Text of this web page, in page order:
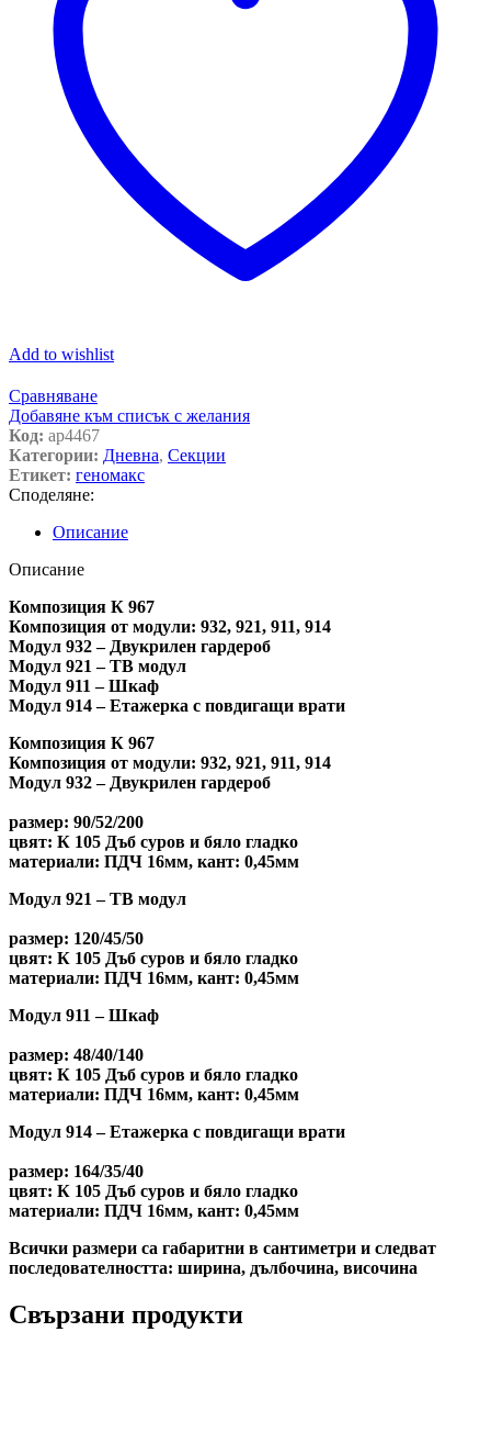
Add to wishlist
Сравняване
Добавяне към списък с желания
Код: ap4467
Категории: Дневна, Секции
Етикет: геномакс
Споделяне:
Описание
Описание
Композиция К 967
Композиция от модули: 932, 921, 911, 914
Модул 932 – Двукрилен гардероб
Модул 921 – ТВ модул
Модул 911 – Шкаф
Модул 914 – Етажерка с повдигащи врати
Композиция К 967
Композиция от модули: 932, 921, 911, 914
Модул 932 – Двукрилен гардероб
размер: 90/52/200
цвят: К 105 Дъб суров и бяло гладко
материали: ПДЧ 16мм, кант: 0,45мм
Модул 921 – ТВ модул
размер: 120/45/50
цвят: К 105 Дъб суров и бяло гладко
материали: ПДЧ 16мм, кант: 0,45мм
Модул 911 – Шкаф
размер: 48/40/140
цвят: К 105 Дъб суров и бяло гладко
материали: ПДЧ 16мм, кант: 0,45мм
Модул 914 – Етажерка с повдигащи врати
размер: 164/35/40
цвят: К 105 Дъб суров и бяло гладко
материали: ПДЧ 16мм, кант: 0,45мм
Всички размери са габаритни в сантиметри и следват
последователността: ширина, дълбочина, височина
Свързани продукти